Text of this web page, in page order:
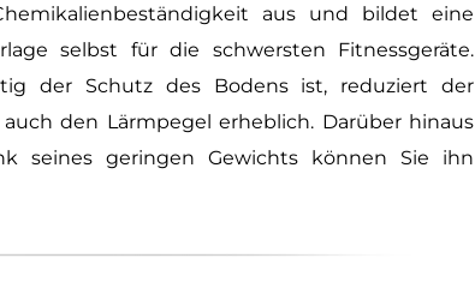
aus und bildet eine
selbst für die schwersten Fitnessgeräte.
der Schutz des Bodens ist, reduziert der
den Lärmpegel erheblich. Darüber hinaus
seines geringen Gewichts können Sie ihn